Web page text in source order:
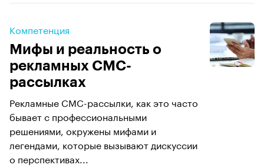
Компетенция
Мифы и реальность о
рекламных СМС-
рассылках
Рекламные СМС-рассылки, как это часто
бывает с профессиональными
решениями, окружены мифами и
легендами, которые вызывают дискуссии
о перспективах...